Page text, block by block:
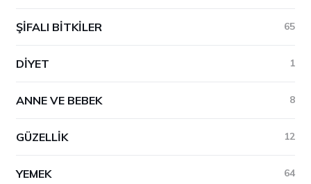
ŞIFALI BITKILER 65
DIYET 1
ANNE VE BEBEK 8
GÜZELLIK 12
YEMEK 64